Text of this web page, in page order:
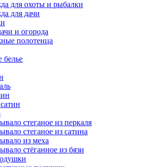
для охоты и рыбалки
для дачи
и огорода
полотенца
белье
стеганое из перкаля
стеганое из сатина
из меха
стёганное из бязи